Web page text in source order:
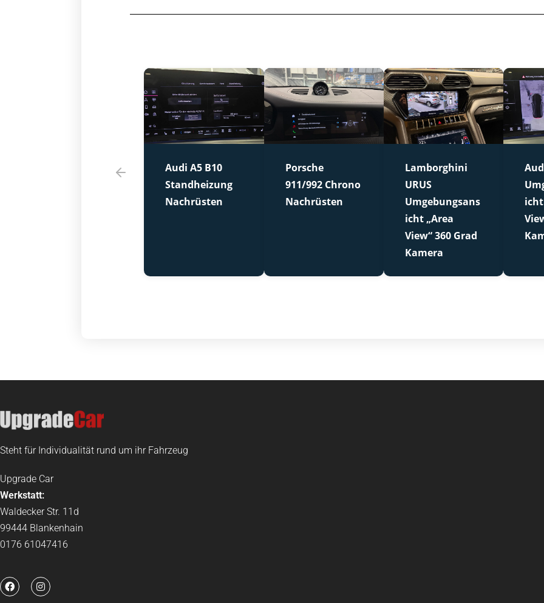
Audi A5 B10
Standheizung
Nachrüsten
Porsche
911/992 Chrono
Nachrüsten
Lamborghini
URUS
Umgebungsans
icht „Area
View“ 360 Grad
Kamera
Steht für Individualität rund um ihr Fahrzeug
Upgrade Car
Werkstatt:
Waldecker Str. 11d
99444 Blankenhain
0176 61047416